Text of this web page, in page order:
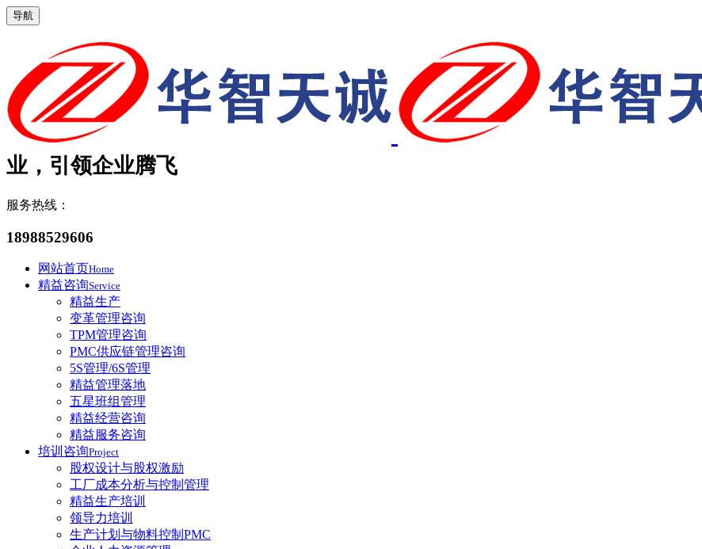
导航
业，引领企业腾飞
服务热线：
18988529606
网站首页Home
精益咨询Service
精益生产
变革管理咨询
TPM管理咨询
PMC供应链管理咨询
5S管理/6S管理
精益管理落地
五星班组管理
精益经营咨询
精益服务咨询
培训咨询Project
股权设计与股权激励
工厂成本分析与控制管理
精益生产培训
领导力培训
生产计划与物料控制PMC